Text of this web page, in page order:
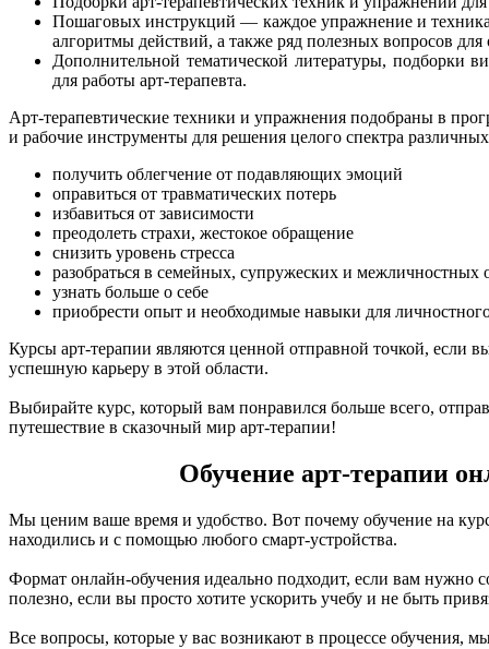
Пошаговых инструкций — каждое упражнение и техника
алгоритмы действий, а также ряд полезных вопросов
Дополнительной тематической литературы, подборки
для работы арт-терапевта.
Арт-терапевтические техники и упражнения подобраны в
и рабочие инструменты для решения целого спектра
получить облегчение от подавляющих эмоций
оправиться от травматических потерь
избавиться от зависимости
преодолеть страхи, жестокое обращение
снизить уровень стресса
разобраться в семейных, супружеских и межличностных
узнать больше о себе
приобрести опыт и необходимые навыки для
Курсы арт-терапии являются ценной отправной точкой, если
успешную карьеру в этой области.
Выбирайте курс, который вам понравился больше всего,
путешествие в сказочный мир арт-терапии!
Обучение арт-терапии
Мы ценим ваше время и удобство. Вот почему обучение на
находились и с помощью любого смарт-устройства.
Формат онлайн-обучения идеально подходит, если вам нужно
полезно, если вы просто хотите ускорить учебу и не быть
Все вопросы, которые у вас возникают в процессе обучения,